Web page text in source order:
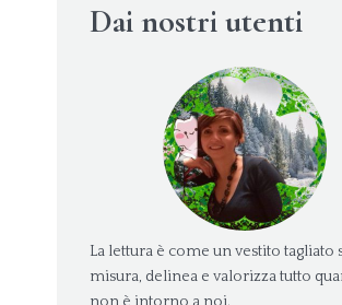
Dai nostri utenti
La lettura è come un vestito tagliato
misura, delinea e valorizza tutto